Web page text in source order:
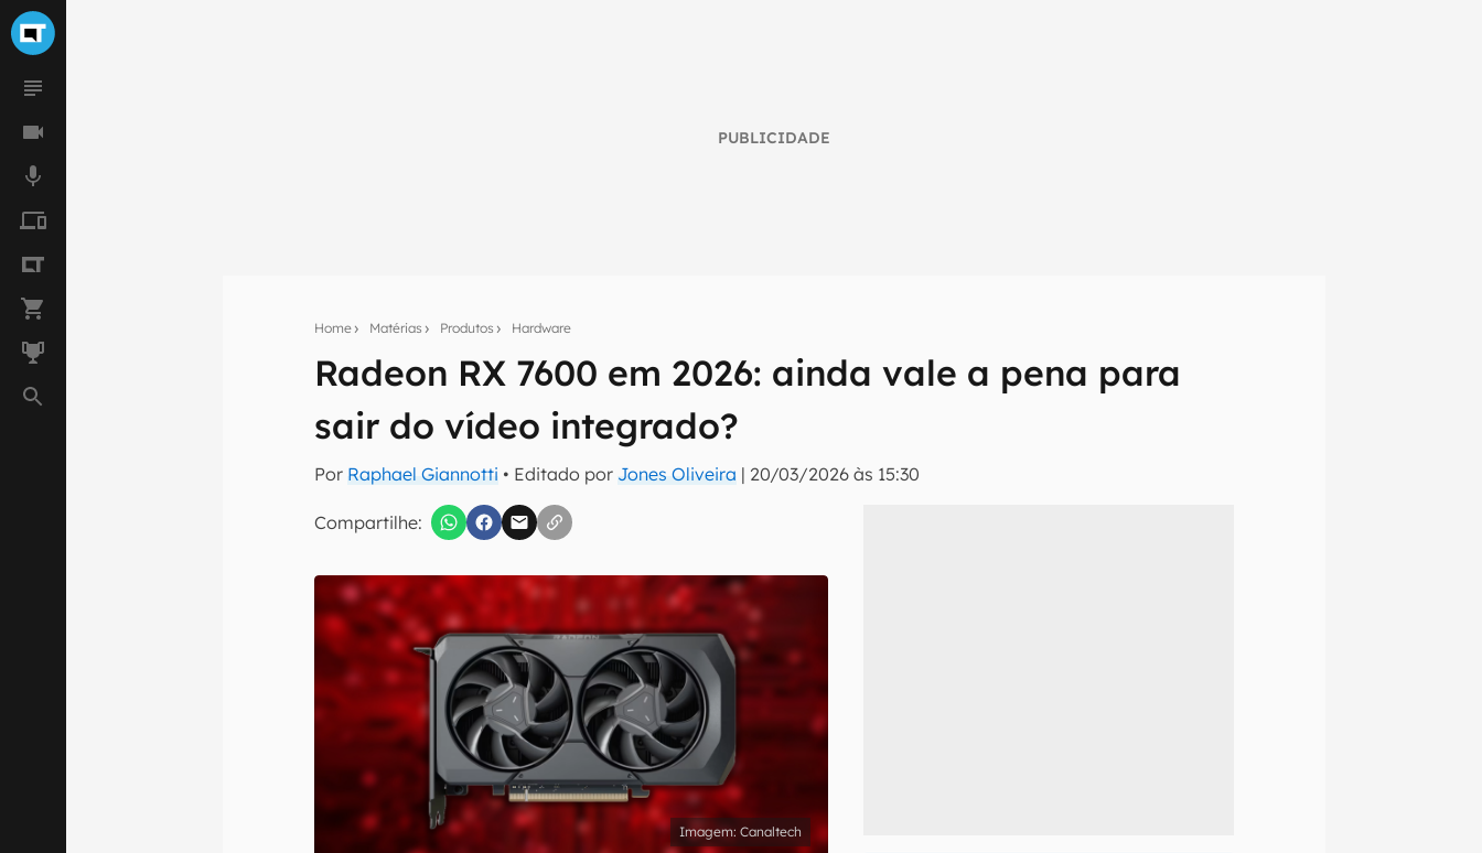
PUBLICIDADE
Home Matérias Produtos Hardware
Radeon RX 7600 em 2026: ainda vale a pena para
sair do vídeo integrado?
Por Raphael Giannotti • Editado por Jones Oliveira | 20/03/2026 às 15:30
Compartilhe:
Assine a newsletter do Canaltech e receba notícias e reviews sobre tecnologia em primeira
inscreva-se
Confirmo que li, aceito e concordo com os Termos de Uso e Política de Privacidade do Canaltech.
Canaltech